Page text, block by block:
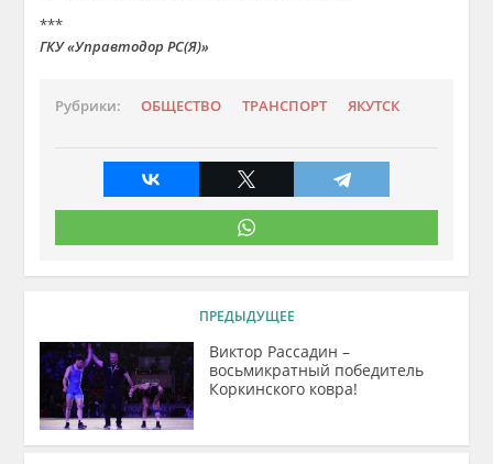
***
ГКУ «Управтодор РС(Я)»
Рубрики: ОБЩЕСТВО ТРАНСПОРТ ЯКУТСК
ПРЕДЫДУЩЕЕ
Виктор Рассадин –
восьмикратный победитель
Коркинского ковра!